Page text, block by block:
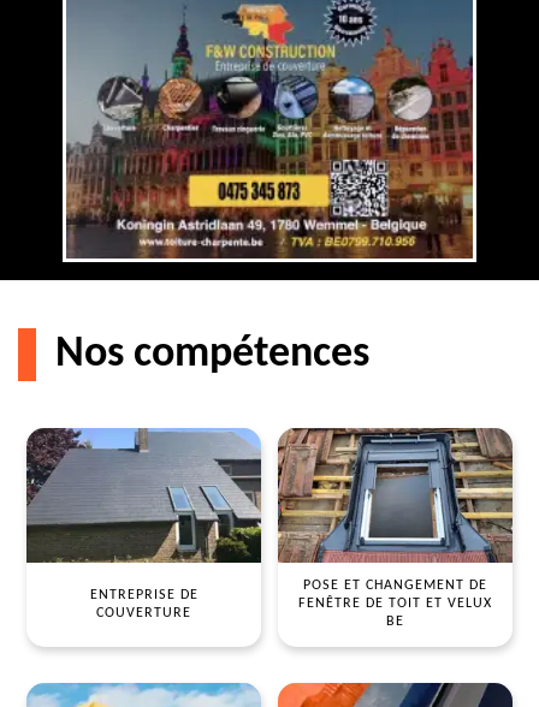
Nos compétences
ENTREPRISE DE
COUVERTURE
POSE ET CHANGEMENT DE
FENÊTRE DE TOIT ET VELUX
BE